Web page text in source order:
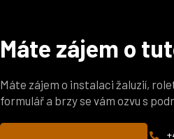
Máte zájem o
Máte zájem o instalaci žaluzií,
formulář a brzy se vám ozvu s